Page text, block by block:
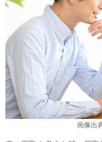
画像出